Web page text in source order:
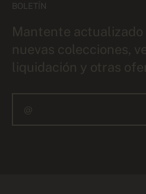
BOLETÍN
Mantente
nuevas colecciones,
liquidación y otras